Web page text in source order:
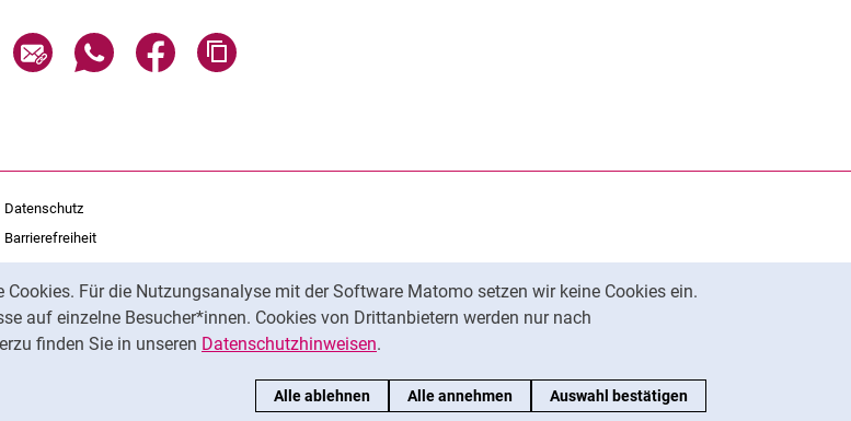
Für die Nutzungsanalyse mit der Software Matomo setzen wir keine Cookies ein.
auf einzelne Besucher*innen. Cookies von Drittanbietern werden nur nach
finden Sie in unseren Datenschutzhinweisen.
Alle ablehnen Alle annehmen Auswahl bestätigen
Seite über E-Mail teilen
Seite über WhatsApp teilen (externer Link, öffnet neues Fenster)
Seite über Facebook teilen (externer Link, öffnet neues Fenster)
Datenschutz
Barrierefreiheit
Transparenter KI-Einsatz
Impressum